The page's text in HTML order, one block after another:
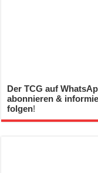
Der TCG auf
abonnieren &
folgen!